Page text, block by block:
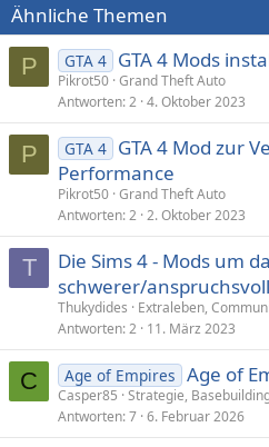
Ähnliche Themen
P GTA 4 GTA 4 Mods
Pikrot50 Grand Theft Auto
Antworten 2 4. Oktober 2023
P GTA 4 GTA 4 Mod zur
Performance
Pikrot50 Grand Theft Auto
Antworten 2 2. Oktober 2023
T
Die Sims 4 - Mods um
schwerer/
Thukydides
Extraleben,
Antworten 2 11. März 2023
C Age of Empires Age of
Casper85 Strategie,
Antworten 7 6. Februar 2026